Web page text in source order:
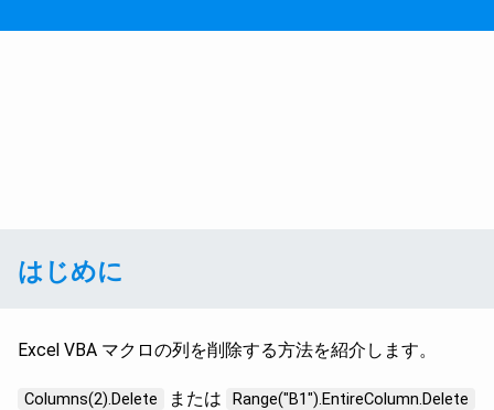
はじめに
Excel VBA マクロの列を削除する方法を紹介します。
Columns(2).Delete または Range("B1").EntireColumn.Delete